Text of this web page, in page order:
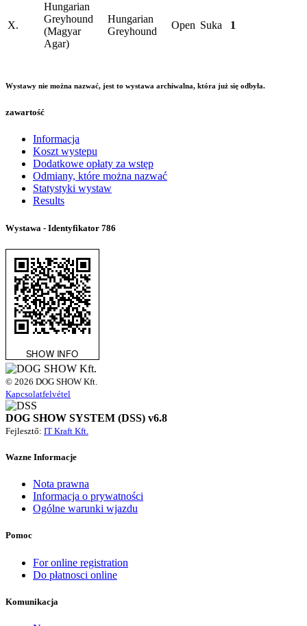
X.
Hungarian
Greyhound
(Magyar
Agar)
Hungarian
Greyhound
Open Suka 1
Wystawy nie można nazwać, jest to wystawa archiwalna, która już się odbyła.
zawartość
Informacja
Koszt wystepu
Dodatkowe opłaty za wstęp
Odmiany, które można nazwać
Statystyki wystaw
Results
Wystawa - Identyfikator 786
© 2026 DOG SHOW Kft.
Kapcsolatfelvétel
DOG SHOW SYSTEM (DSS) v6.8
Fejlesztő: IT Kraft Kft.
Wazne Informacje
Nota prawna
Informacja o prywatności
Ogólne warunki wjazdu
Pomoc
For online registration
Do płatnosci online
Komunikacja